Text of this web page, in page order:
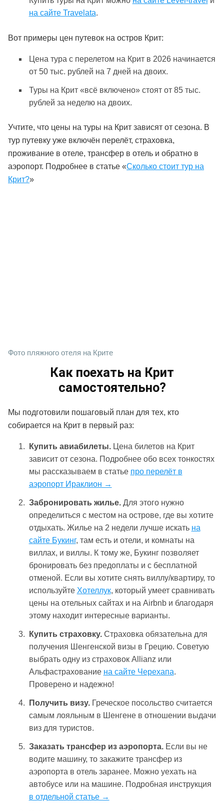
на сайте Travelata.
Вот примеры цен путевок на остров Крит:
Цена тура с перелетом на Крит в 2026 начинается
от 50 тыс. рублей на 7 дней на двоих.
Туры на Крит «всё включено» стоят от 85 тыс.
рублей за неделю на двоих.
Учтите, что цены на туры на Крит зависят от сезона. В
тур путевку уже включён перелёт, страховка,
проживание в отеле, трансфер в отель и обратно в
аэропорт. Подробнее в статье «Сколько стоит тур на
Крит?»
Фото пляжного отеля на Крите
Как поехать на Крит
самостоятельно?
Мы подготовили пошаговый план для тех, кто
собирается на Крит в первый раз:
Купить авиабилеты.Цена билетов на Крит
зависит от сезона. Подробнее обо всех тонкостях
мы рассказываем в статье про перелёт в
аэропорт Ираклион →
Забронировать жилье.Для этого нужно
определиться с местом на острове, где вы хотите
отдыхать. Жилье на 2 недели лучше искать на
сайте Букинг, там есть и отели, и комнаты на
виллах, и виллы. К тому же, Букинг позволяет
бронировать без предоплаты и с бесплатной
отменой. Если вы хотите снять виллу/квартиру, то
используйте Хотеллук, который умеет сравнивать
цены на отельных сайтах и на Airbnb и благодаря
этому находит интересные варианты.
Купить страховку.Страховка обязательна для
получения Шенгенской визы в Грецию. Советую
выбрать одну из страховок Allianz или
Альфастрахование на сайте Черехапа.
Проверено и надежно!
Получить визу. Греческое посольство считается
самым лояльным в Шенгене в отношении выдачи
виз для туристов.
Заказать трансфер из аэропорта.Если вы не
водите машину, то закажите трансфер из
аэропорта в отель заранее. Можно уехать на
автобусе или на машине. Подробная инструкция
в отдельной статье →